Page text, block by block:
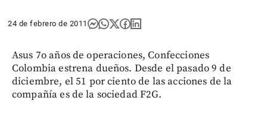
24 de febrero de 2011
Asus 7o años de operaciones, Confecciones
Colombia estrena dueños. Desde el pasado 9 de
diciembre, el 51 por ciento de las acciones de la
compañía es de la sociedad F2G.